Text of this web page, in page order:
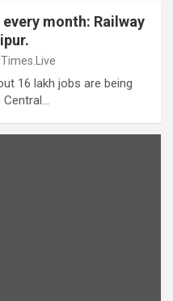
month: Railway
16 lakh jobs are being
Central…